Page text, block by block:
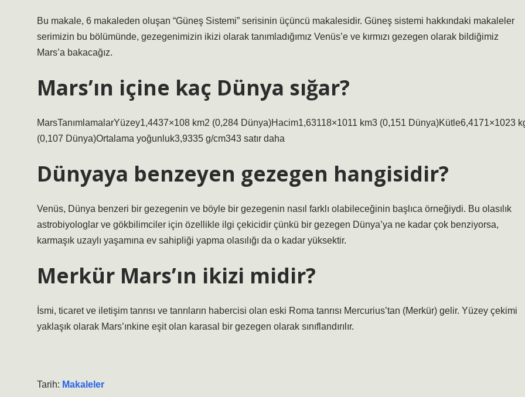
Bu makale, 6 makaleden oluşan “Güneş Sistemi” serisinin üçüncü makalesidir. Güneş sistemi hakkındaki makaleler
serimizin bu bölümünde, gezegenimizin ikizi olarak tanımladığımız Venüs’e ve kırmızı gezegen olarak bildiğimiz
Mars’a bakacağız.
Mars’ın içine kaç Dünya sığar?
MarsTanımlamalarYüzey1,4437×108 km2 (0,284 Dünya)Hacim1,63118×1011 km3 (0,151 Dünya)Kütle6,4171×1023
(0,107 Dünya)Ortalama yoğunluk3,9335 g/cm343 satır daha
Dünyaya benzeyen gezegen hangisidir?
Venüs, Dünya benzeri bir gezegenin ve böyle bir gezegenin nasıl farklı olabileceğinin başlıca örneğiydi. Bu olasılık
astrobiyologlar ve gökbilimciler için özellikle ilgi çekicidir çünkü bir gezegen Dünya’ya ne kadar çok benziyorsa,
karmaşık uzaylı yaşamına ev sahipliği yapma olasılığı da o kadar yüksektir.
Merkür Mars’ın ikizi midir?
İsmi, ticaret ve iletişim tanrısı ve tanrıların habercisi olan eski Roma tanrısı Mercurius’tan (Merkür) gelir. Yüzey çekimi
yaklaşık olarak Mars’ınkine eşit olan karasal bir gezegen olarak sınıflandırılır.
Tarih: Makaleler